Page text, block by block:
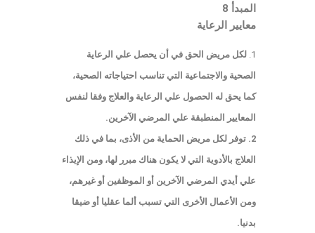
المبدأ 8
معايير الرعاية
لكل مريض الحق في أن يحصل علي الرعاية
الصحية والاجتماعية التي تناسب احتياجاته الصحية،
كما يحق له الحصول علي الرعاية والعلاج وفقا لنفس
المعايير المنطبقة علي المرضي الآخرين.
2. توفر لكل مريض الحماية من الأذى، بما في ذلك
العلاج بالأدوية التي لا يكون هناك مبرر لها، ومن الإيذاء
علي أيدي المرضي الآخرين أو الموظفين أو غيرهم،
ومن الأعمال الأخرى التي تسبب ألما عقليا أو ضيقا
بدنيا.